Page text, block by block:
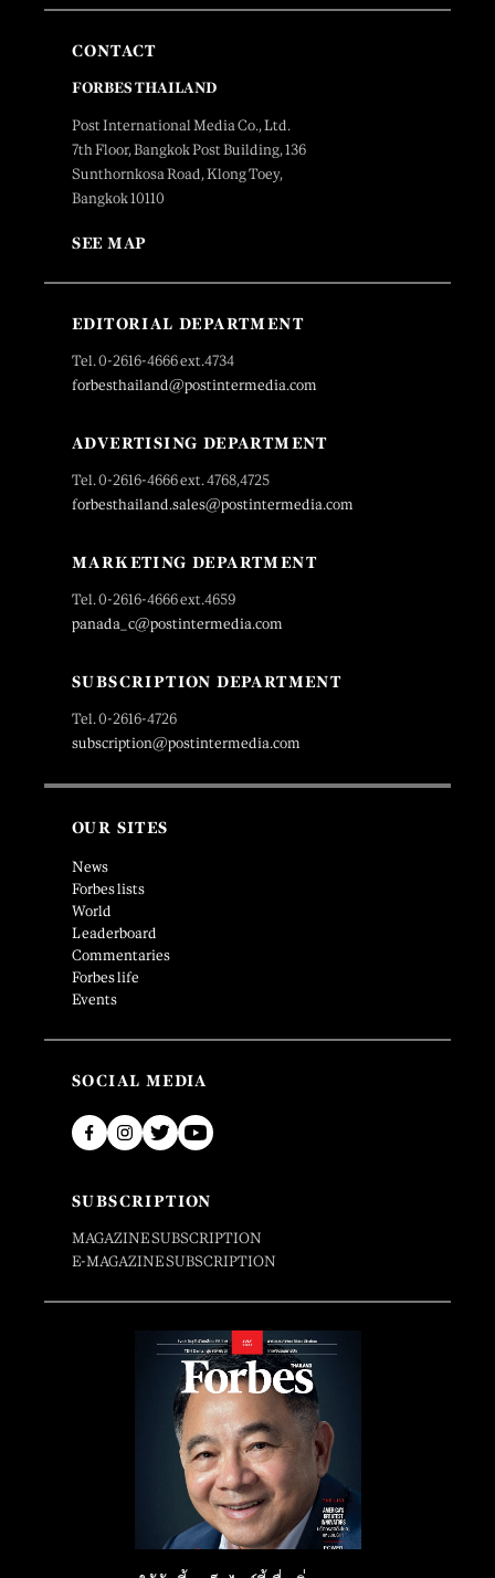
CONTACT
FORBES THAILAND
Post International Media Co., Ltd.
7th Floor, Bangkok Post Building, 136
Sunthornkosa Road, Klong Toey,
Bangkok 10110
SEE MAP
EDITORIAL DEPARTMENT
Tel. 0-2616-4666 ext.4734
forbesthailand@postintermedia.com
ADVERTISING DEPARTMENT
Tel. 0-2616-4666 ext. 4768,4725
forbesthailand.sales@postintermedia.com
MARKETING DEPARTMENT
Tel. 0-2616-4666 ext.4659
panada_c@postintermedia.com
SUBSCRIPTION DEPARTMENT
Tel. 0-2616-4726
subscription@postintermedia.com
OUR SITES
News
Forbes lists
World
Leaderboard
Commentaries
Forbes life
Events
SOCIAL MEDIA
SUBSCRIPTION
MAGAZINE SUBSCRIPTION
E-MAGAZINE SUBSCRIPTION